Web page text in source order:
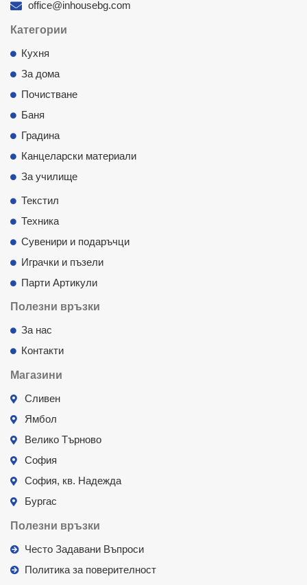
office@inhousebg.com
Категории
Кухня
За дома
Почистване
Баня
Градина
Канцеларски материали
За училище
Текстил
Техника
Сувенири и подаръчци
Играчки и пъзели
Парти Артикули
Полезни връзки
За нас
Контакти
Магазини
Сливен
Ямбол
Велико Търново
София
София, кв. Надежда
Бургас
Полезни връзки
Често Задавани Въпроси
Политика за поверителност